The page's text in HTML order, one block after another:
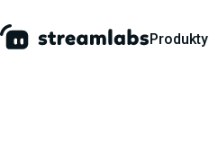
Produkty